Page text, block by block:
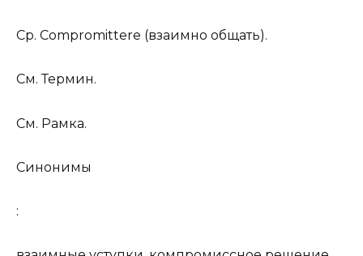
Ср. Compromittere (взаимно обѣщать).
См. Термин.
См. Рамка.
Синонимы
: